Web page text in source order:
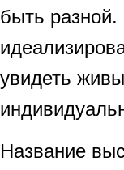
быть
увидеть
Название